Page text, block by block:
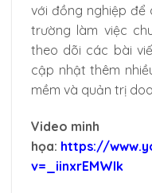
với đồng nghiệp để
trường làm việc
theo dõi các bài
cập nhật thêm
mềm và quản trị
Video minh
họa: https://
v=_iinxrEMWlk